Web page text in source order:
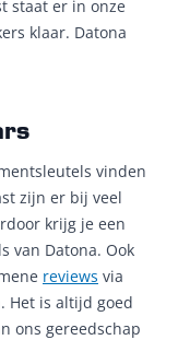
staat er in onze
klaar. Datona
vinden
zijn er bij veel
krijg je een
van Datona. Ook
reviews via
Het is altijd goed
ons gereedschap